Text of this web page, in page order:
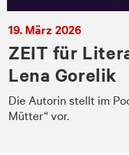
19. März 2026
ZEIT für
Lena Gorelik
Die Autorin stellt im
Mütter“ vor.